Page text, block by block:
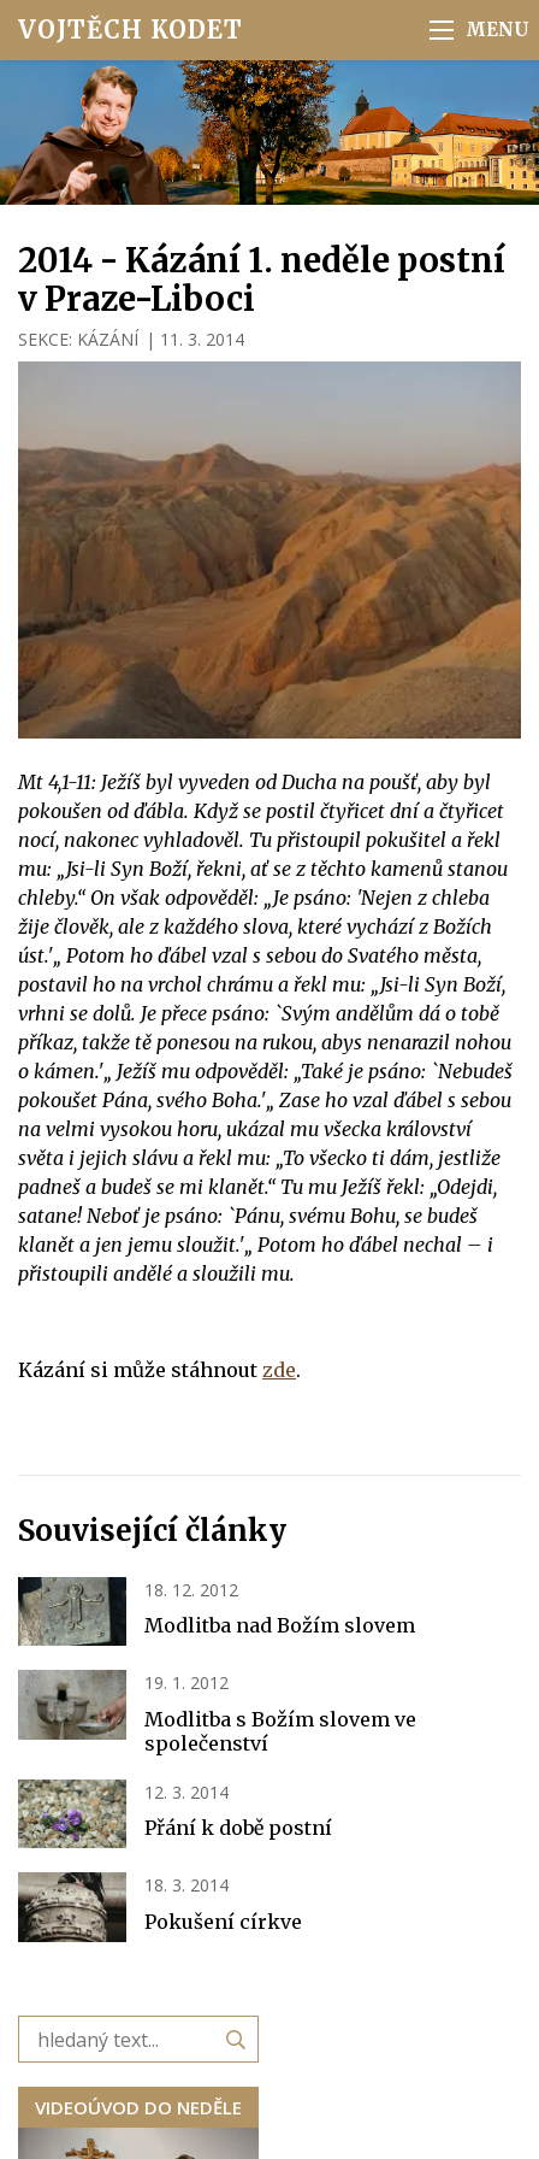
VOJTĚCH KODET
2014 - Kázání 1. neděle postní
v Praze-Liboci
SEKCE: KÁZÁNÍ | 11. 3. 2014
Mt 4,1-11: Ježíš byl vyveden od Ducha na poušť, aby byl
pokoušen od ďábla. Když se postil čtyřicet dní a čtyřicet
nocí, nakonec vyhladověl. Tu přistoupil pokušitel a řekl
mu: „Jsi-li Syn Boží, řekni, ať se z těchto kamenů stanou
chleby.“ On však odpověděl: „Je psáno: 'Nejen z chleba
žije člověk, ale z každého slova, které vychází z Božích
úst.'„ Potom ho ďábel vzal s sebou do Svatého města,
postavil ho na vrchol chrámu a řekl mu: „Jsi-li Syn Boží,
vrhni se dolů. Je přece psáno: `Svým andělům dá o tobě
příkaz, takže tě ponesou na rukou, abys nenarazil nohou
o kámen.'„ Ježíš mu odpověděl: „Také je psáno: `Nebudeš
pokoušet Pána, svého Boha.'„ Zase ho vzal ďábel s sebou
na velmi vysokou horu, ukázal mu všecka království
světa i jejich slávu a řekl mu: „To všecko ti dám, jestliže
padneš a budeš se mi klanět.“ Tu mu Ježíš řekl: „Odejdi,
satane! Neboť je psáno: `Pánu, svému Bohu, se budeš
klanět a jen jemu sloužit.'„ Potom ho ďábel nechal – i
přistoupili andělé a sloužili mu.
Kázání si může stáhnout zde.
Související články
18. 12. 2012
Modlitba nad Božím slovem
19. 1. 2012
Modlitba s Božím slovem ve
společenství
12. 3. 2014
Přání k době postní
18. 3. 2014
Pokušení církve
VIDEOÚVOD DO NEDĚLE